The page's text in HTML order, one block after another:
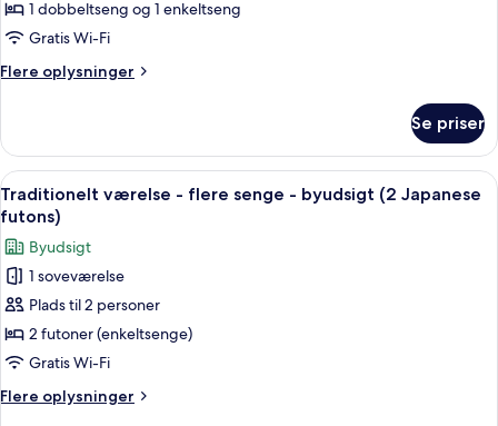
-
flere
-
1 dobbeltseng og 1 enkeltseng
Gratis Wi-Fi
Flere oplysninger
Flere
-
flere
senge
-
byudsigt
Se priser
Indlæs
alle
billeder
af
Traditionelt
værelse
-
flere
senge
-
Et moderne hotelværelse med
2
Traditionelt værelse - flere senge - byudsigt (2 Japanese
futons)
Byudsigt
1 soveværelse
Plads til 2 personer
2 futoner (enkeltsenge)
Gratis Wi-Fi
Flere oplysninger
Flere